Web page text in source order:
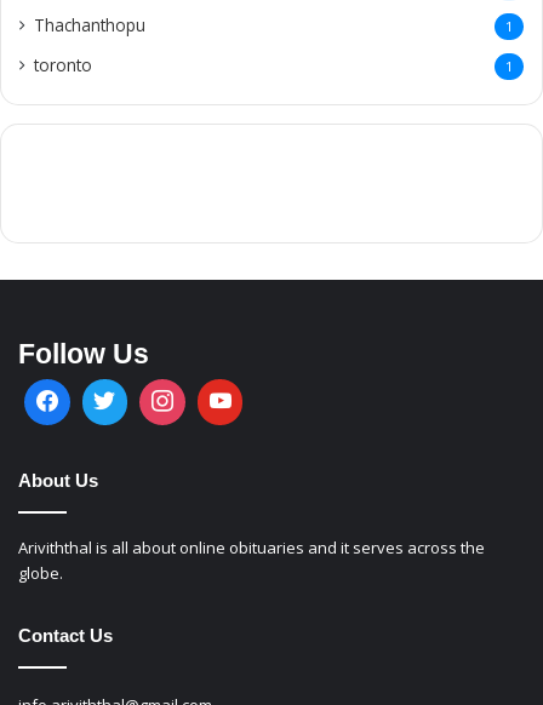
Thachanthopu 1
toronto 1